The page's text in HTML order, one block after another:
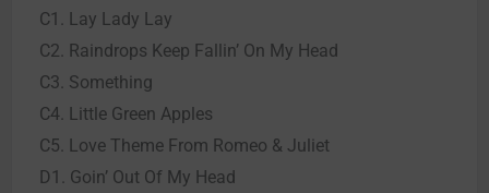
C1. Lay Lady Lay
C2. Raindrops Keep Fallin’ On My Head
C3. Something
C4. Little Green Apples
C5. Love Theme From Romeo & Juliet
D1. Goin’ Out Of My Head